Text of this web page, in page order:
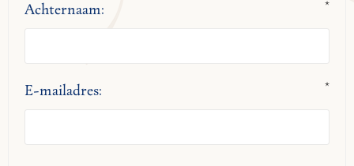
Achternaam: *
E-mailadres: *